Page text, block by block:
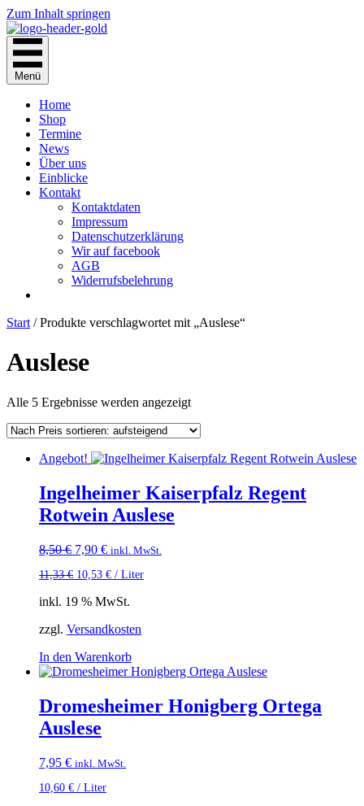
Zum Inhalt springen
Menü
Home
Shop
Termine
News
Über uns
Einblicke
Kontakt
Kontaktdaten
Impressum
Datenschutzerklärung
Wir auf facebook
AGB
Widerrufsbelehrung
Start / Produkte verschlagwortet mit „Auslese“
Auslese
Alle 5 Ergebnisse werden angezeigtNach
sortiert:
Angebot!
Ingelheimer Kaiserpfalz Regent
Rotwein Auslese
8,50€ Ursprünglicher
war:
7,90 €Aktueller
ist:
inkl. MwSt.
11,33€ 10,53 € / Liter
inkl. 19 % MwSt.
zzgl. Versandkosten
In den Warenkorb
Dromesheimer Honigberg Ortega
Auslese
7,95 € inkl. MwSt.
10,60 € / Liter